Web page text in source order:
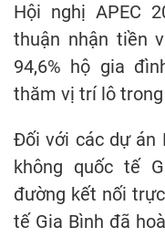
Hội nghị APEC
thuận nhận tiền
94,6% hộ gia
thăm vị trí lô
Đối với các dự án
không quốc tế
đường kết nối
tế Gia Bình đã